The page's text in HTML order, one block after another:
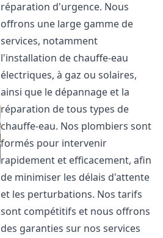
réparation d'urgence. Nous
offrons une large gamme de
services, notamment
l'installation de chauffe-eau
électriques, à gaz ou solaires,
ainsi que le dépannage et la
réparation de tous types de
chauffe-eau. Nos plombiers sont
formés pour intervenir
rapidement et efficacement, afin
de minimiser les délais d'attente
et les perturbations. Nos tarifs
sont compétitifs et nous offrons
des garanties sur nos services